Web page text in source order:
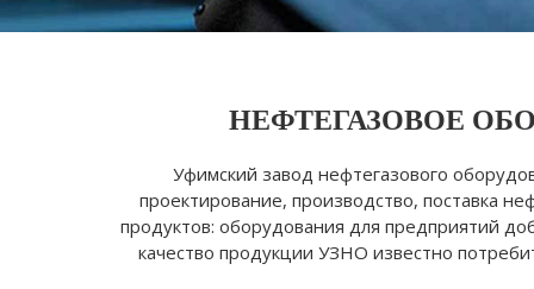
НЕФТЕГАЗОВОЕ
Уфимский завод нефтегазового
проектирование, производство, поставка
продуктов: оборудования для предприятий
качество продукции УЗНО известно